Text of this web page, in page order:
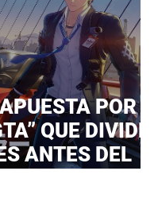
POR UN
QUE DIVIDE
ANTES DEL